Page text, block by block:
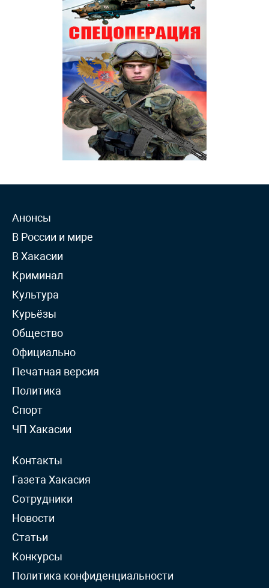
Анонсы
В России и мире
В Хакасии
Криминал
Культура
Курьёзы
Общество
Официально
Печатная версия
Политика
Спорт
ЧП Хакасии
Контакты
Газета Хакасия
Сотрудники
Новости
Статьи
Конкурсы
Политика конфиденциальности